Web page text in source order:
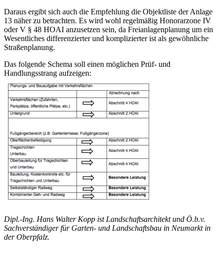
Daraus ergibt sich auch die Empfehlung die Objektliste der Anlage
13 näher zu betrachten. Es wird wohl regelmäßig Honorarzone IV
oder V § 48 HOAI anzusetzen sein, da Freianlagenplanung um ein
Wesentliches differenzierter und komplizierter ist als gewöhnliche
Straßenplanung.
Das folgende Schema soll einen möglichen Prüf- und
Handlungsstrang aufzeigen:
Dipl.-Ing. Hans Walter Kopp ist Landschaftsarchitekt und Ö.b.v.
Sachverständiger für Garten- und Landschaftsbau in Neumarkt in
der Oberpfalz.